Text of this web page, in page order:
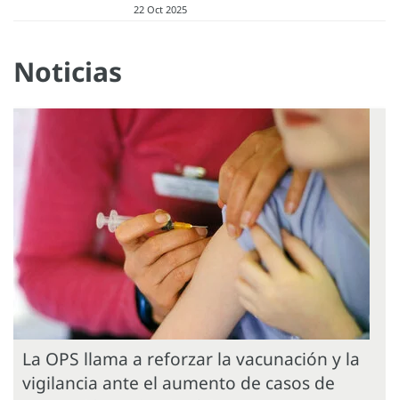
22 Oct 2025
Noticias
La OPS llama a reforzar la vacunación y la
vigilancia ante el aumento de casos de